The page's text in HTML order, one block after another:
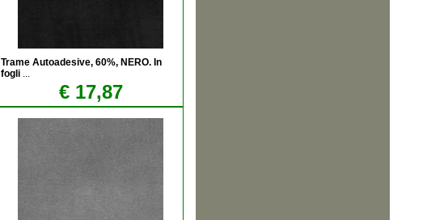
Trame Autoadesive, 60%, NERO. In
fogli ...
€ 17,87